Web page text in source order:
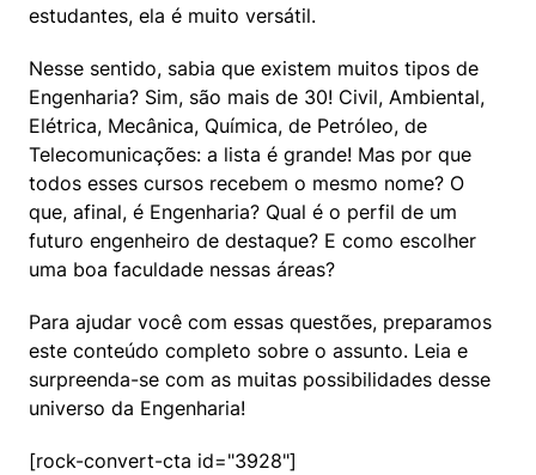
estudantes, ela é muito versátil.
Nesse sentido, sabia que existem muitos tipos de
Engenharia? Sim, são mais de 30! Civil, Ambiental,
Elétrica, Mecânica, Química, de Petróleo, de
Telecomunicações: a lista é grande! Mas por que
todos esses cursos recebem o mesmo nome? O
que, afinal, é Engenharia? Qual é o perfil de um
futuro engenheiro de destaque? E como escolher
uma boa faculdade nessas áreas?
Para ajudar você com essas questões, preparamos
este conteúdo completo sobre o assunto. Leia e
surpreenda-se com as muitas possibilidades desse
universo da Engenharia!
[rock-convert-cta id="3928"]